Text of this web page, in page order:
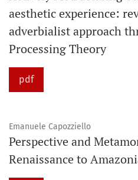
aesthetic experience:
adverbialist approach
Processing Theory
pdf
Emanuele Capozziello
Perspective and
Renaissance to